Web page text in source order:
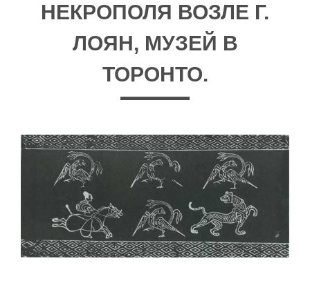
НЕКРОПОЛЯ ВОЗЛЕ Г.
ЛОЯН, МУЗЕЙ В
ТОРОНТО.